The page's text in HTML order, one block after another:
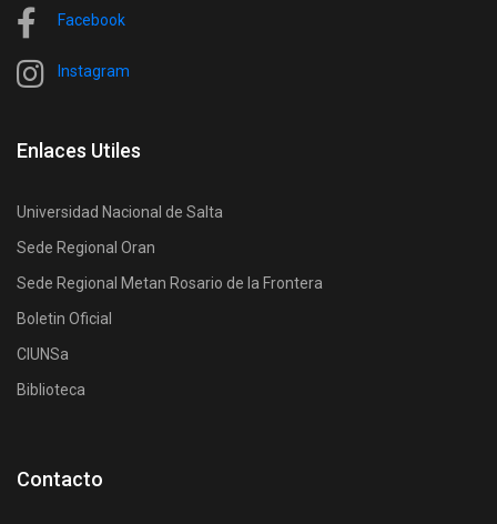
Facebook
Instagram
Enlaces Utiles
Universidad Nacional de Salta
Sede Regional Oran
Sede Regional Metan Rosario de la Frontera
Boletin Oficial
CIUNSa
Biblioteca
Contacto